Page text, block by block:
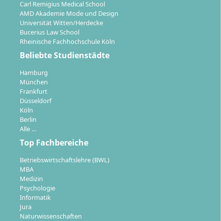
Welche beruflichen Perspektiven eröffnet dir
der Abschluss?
Mit dem Masterabschluss in Wirtschaftspsychologie
stehen dir zahlreiche Möglichkeiten in
verantwortungsvollen Positionen offen. Typische
Berufs- und Karrierewege sind:
Personalentwicklung und -beratung
Change Management und
Organisationsentwicklung
Marktanalyse, Marketing und
Konsumentenforschung
Mediation und Konfliktmanagement im
Carl Remigius Medical School
AMD Akademie Mode und Design
Universität Witten/Herdecke
Bucerius Law School
Rheinische Fachhochschule Köln
Beliebte Studienstädte
Hamburg
München
Frankfurt
Düsseldorf
Köln
Berlin
Alle …
Top Fachbereiche
Betriebswirtschaftslehre (BWL)
MBA
Medizin
Psychologie
Informatik
Jura
Naturwissenschaften